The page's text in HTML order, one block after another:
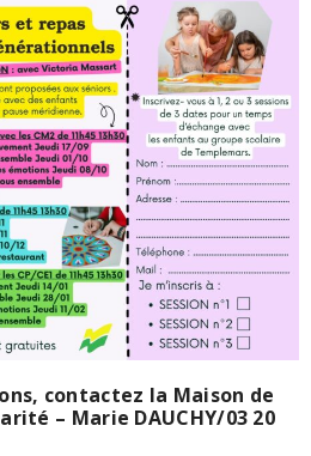
contactez la Maison de
– Marie DAUCHY/03 20